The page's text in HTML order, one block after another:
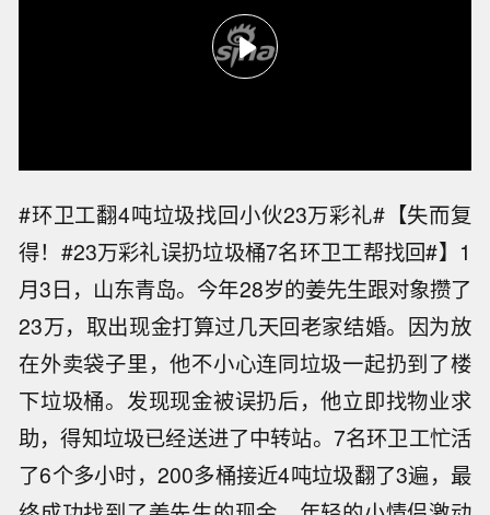
#环卫工翻4吨垃圾找回小伙23万彩礼#【失而复
得！#23万彩礼误扔垃圾桶7名环卫工帮找回#】1
月3日，山东青岛。今年28岁的姜先生跟对象攒了
23万，取出现金打算过几天回老家结婚。因为放
在外卖袋子里，他不小心连同垃圾一起扔到了楼
下垃圾桶。发现现金被误扔后，他立即找物业求
助，得知垃圾已经送进了中转站。7名环卫工忙活
了6个多小时，200多桶接近4吨垃圾翻了3遍，最